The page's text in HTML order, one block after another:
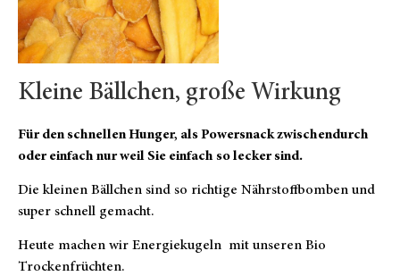
Kleine Bällchen, große Wirkung
Für den schnellen Hunger, als Powersnack zwischendurch
oder einfach nur weil Sie einfach so lecker sind.
Die kleinen Bällchen sind so richtige Nährstoffbomben und
super schnell gemacht.
Heute machen wir Energiekugeln mit unseren Bio
Trockenfrüchten.